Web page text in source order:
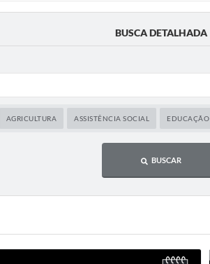
BUSCA DETALHADA
AGRICULTURA ASSISTÊNCIA SOCIAL EDUCAÇÃO
BUSCAR